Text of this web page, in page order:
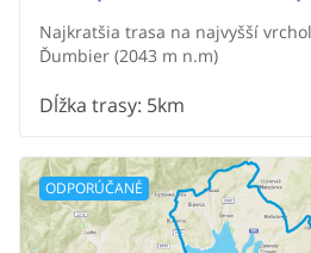
Najkratšia trasa na najvyšší
Ďumbier (2043 m n.m)
Dĺžka trasy: 5km
ODPORÚČANÉ